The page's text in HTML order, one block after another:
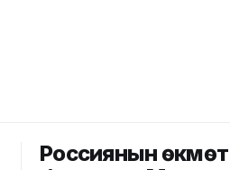
Россиянын өкмөт